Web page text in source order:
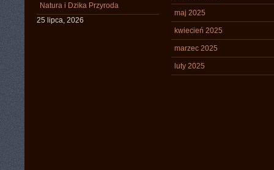
Natura i Dzika Przyroda
25 lipca, 2026
maj 2025
kwiecień 2025
marzec 2025
luty 2025